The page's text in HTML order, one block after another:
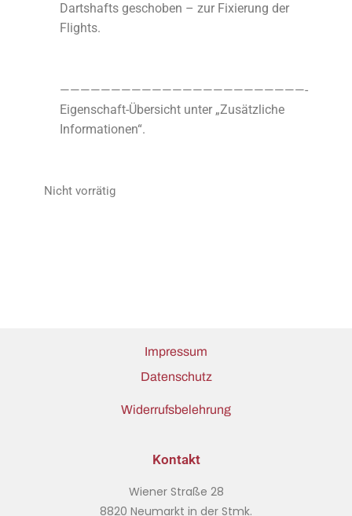
Dartshafts geschoben – zur Fixierung der
Flights.
————————————————————————-
Eigenschaft-Übersicht unter „Zusätzliche
Informationen“.
Nicht vorrätig
Impressum
Datenschutz
Widerrufsbelehrung
Kontakt
Wiener Straße 28
8820 Neumarkt in der Stmk.